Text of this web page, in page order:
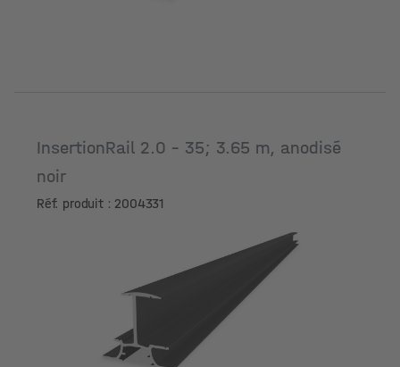
InsertionRail 2.0 - 35; 3.65 m, anodisé
noir
Réf. produit : 2004331